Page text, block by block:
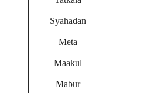
Syahadan
Meta
Maakul
Mabur